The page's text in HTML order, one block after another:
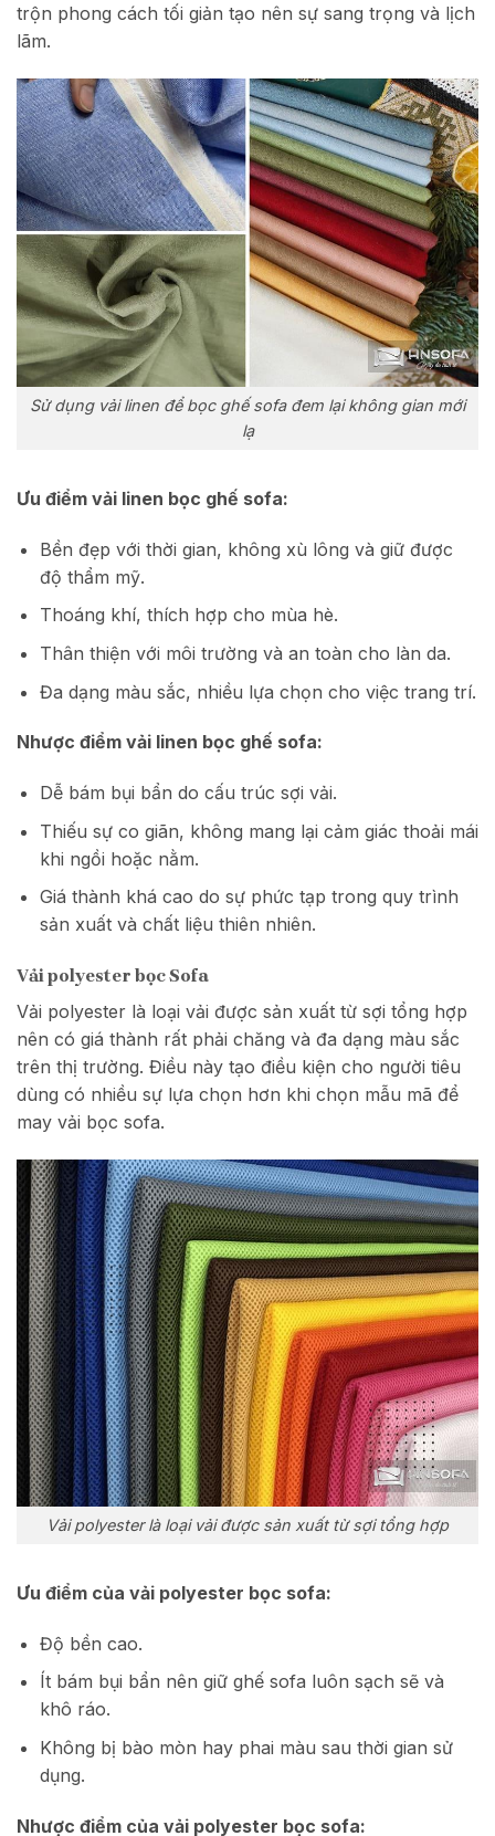
trộn phong cách tối giản tạo nên sự sang trọng và lịch
lãm.
Sử dụng vải linen để bọc ghế sofa đem lại không gian mới
lạ
Ưu điểm vải linen bọc ghế sofa:
Bền đẹp với thời gian, không xù lông và giữ được
độ thẩm mỹ.
Thoáng khí, thích hợp cho mùa hè.
Thân thiện với môi trường và an toàn cho làn da.
Đa dạng màu sắc, nhiều lựa chọn cho việc trang trí.
Nhược điểm vải linen bọc ghế sofa:
Dễ bám bụi bẩn do cấu trúc sợi vải.
Thiếu sự co giãn, không mang lại cảm giác thoải mái
khi ngồi hoặc nằm.
Giá thành khá cao do sự phức tạp trong quy trình
sản xuất và chất liệu thiên nhiên.
Vải polyester bọc Sofa
Vải polyester là loại vải được sản xuất từ sợi tổng hợp
nên có giá thành rất phải chăng và đa dạng màu sắc
trên thị trường. Điều này tạo điều kiện cho người tiêu
dùng có nhiều sự lựa chọn hơn khi chọn mẫu mã để
may vải bọc sofa.
Vải polyester là loại vải được sản xuất từ sợi tổng hợp
Ưu điểm của vải polyester bọc sofa:
Độ bền cao.
Ít bám bụi bẩn nên giữ ghế sofa luôn sạch sẽ và
khô ráo.
Không bị bào mòn hay phai màu sau thời gian sử
dụng.
Nhược điểm của vải polyester bọc sofa: